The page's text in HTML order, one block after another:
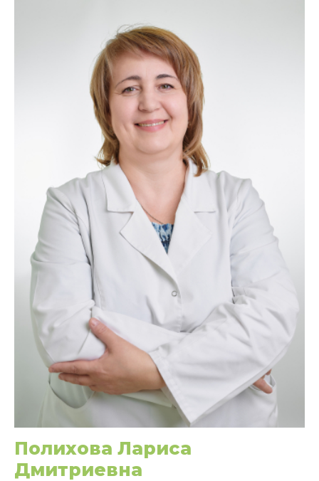
Полихова Лариса
Дмитриевна